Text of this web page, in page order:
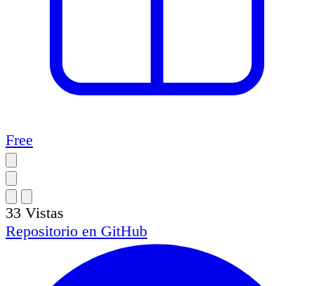
Free
33 Vistas
Repositorio en GitHub